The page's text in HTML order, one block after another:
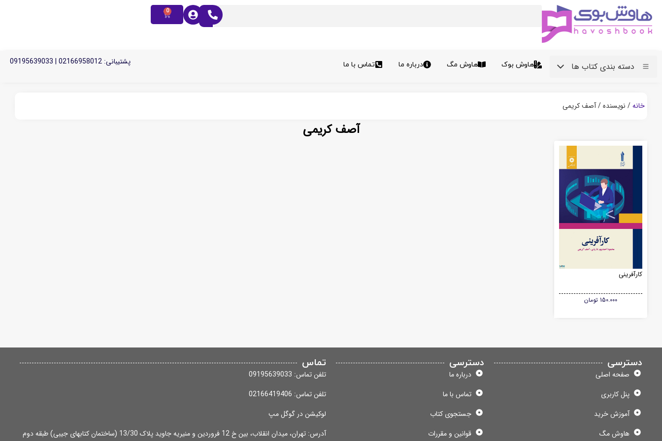
0
دسته بندی کتاب ها هاوش بوک هاوش مگ درباره ما تماس با ما پشتیبانی: 02166958012 | 09195639033
خانه/ نویسنده / آصف کریمی
آصف کریمی
کارآفرینی
150.000 تومان
دسترسی
صفحه اصلی
پنل کاربری
آموزش خرید
هاوش مگ
دسترسی
درباره ما
تماس با ما
جستجوی کتاب
قوانین و مقررات
تماس
تلفن تماس: 09195639033
تلفن تماس: 02166419406
لوکیشن در گوگل مپ
آدرس: تهران، میدان انقلاب، بین خ 12 فروردین و منیریه جاوید پلاک 13/30 (ساختمان کتابهای جیبی) طبقه دوم